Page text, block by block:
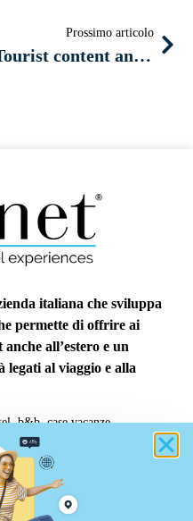
Prossimo articolo
Tourist content and services enriching the travel experience: the most useful and important ones
italiana che sviluppa
permette di offrire ai
all’estero e un
legati al viaggio e alla
b&b, case vacanze,
operatore turistico o